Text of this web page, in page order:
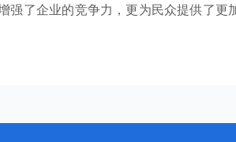
强了企业的竞争力，更为民众提供了更